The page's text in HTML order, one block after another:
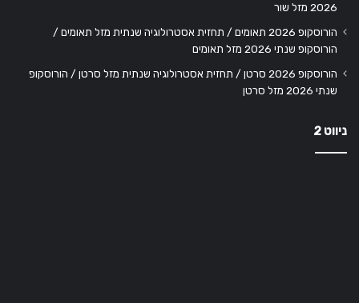
2026 מזל שור
הורוסקופ 2026 תאומים / תחזית אסטרולוגיה שנתית מזל תאומים /
הורוסקופ שנתי 2026 מזל תאומים
הורוסקופ 2026 סרטן / תחזית אסטרולוגיה שנתית מזל סרטן / הורוסקופ
שנתי 2026 מזל סרטן
ניווט 2